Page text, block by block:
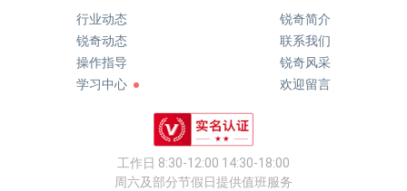
行业动态
锐奇动态
操作指导
学习中心
锐奇简介
联系我们
锐奇风采
欢迎留言
工作日 8:30-12:00 14:30-18:00
周六及部分节假日提供值班服务